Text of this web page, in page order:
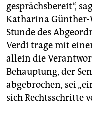
gesprächsbereit“,
Katharina Günther-
Stunde des
Verdi trage mit
allein die
Behauptung, der
abgebrochen, sei
sich Rechtsschritte